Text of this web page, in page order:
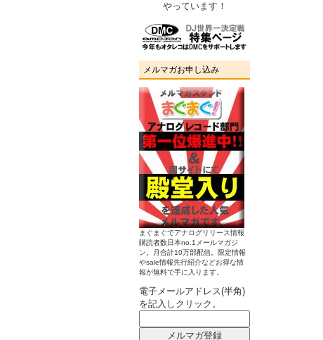
やっています！
メルマガお申し込み
まぐまぐでアナログリリース情報
購読者数日本no.1メールマガジ
ン。月合計10万部配信。限定情報
やsale情報先行紹介などお得な情
報が無料で手に入ります。
電子メールアドレス(半角)
を記入しクリック。